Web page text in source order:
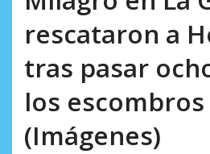
rescataron a
tras pasar
los escombros
(Imágenes)